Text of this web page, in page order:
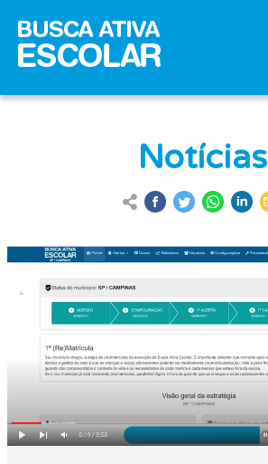
Notícias